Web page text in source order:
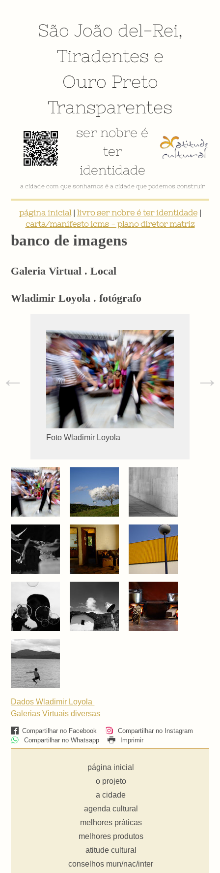
São João del-Rei,
Tiradentes e
Ouro Preto
Transparentes
ser nobre é
ter
identidade
a cidade com que sonhamos é a cidade que podemos construir
página inicial| livro ser nobre é ter identidade|
carta/manifesto icms - plano diretor matriz
banco de imagens
Galeria Virtual . Local
Wladimir Loyola . fotógrafo
Foto Wladimir Loyola
← →
Dados Wladimir Loyola
Galerias Virtuaisdiversas
Compartilhar no Facebook
Compartilhar no Instagram
Compartilhar no Whatsapp
Imprimir
página inicial
o projeto
a cidade
agenda cultural
melhores práticas
melhores produtos
atitude cultural
conselhos mun/nac/inter